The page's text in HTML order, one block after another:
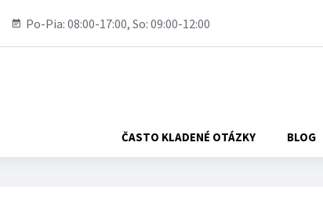
Po-Pia: 08:00-17:00, So: 09:00-12:00
ČASTO KLADENÉ OTÁZKY BLOG